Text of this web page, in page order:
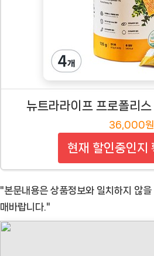
뉴트라라이프 프로폴리
36,000원
현재 할인중인지
"본문내용은 상품정보와 일치하지 않
매바랍니다."